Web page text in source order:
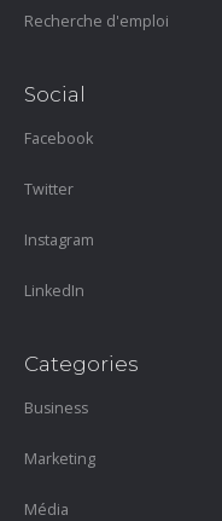
Recherche d'emploi
Social
Facebook
Twitter
Instagram
LinkedIn
Categories
Business
Marketing
Média